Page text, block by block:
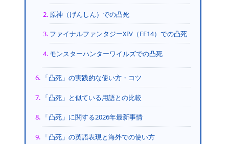
原神（げんしん）での凸死
ファイナルファンタジーXIV（FF14）での凸死
モンスターハンターワイルズでの凸死
「凸死」の実践的な使い方・コツ
「凸死」と似ている用語との比較
「凸死」に関する2026年最新事情
「凸死」の英語表現と海外での使い方